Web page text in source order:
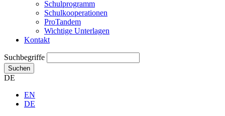
Schulprogramm
Schulkooperationen
ProTandem
Wichtige Unterlagen
Kontakt
Suchbegriffe
Suchen
DE
EN
DE